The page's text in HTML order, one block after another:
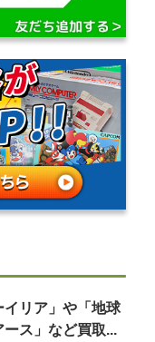
イリア」や「地球
ス」など買取...